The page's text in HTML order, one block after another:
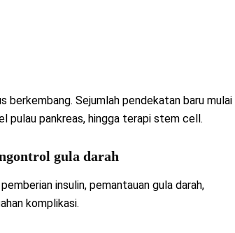
berkembang. Sejumlah pendekatan baru mulai
pulau pankreas, hingga terapi stem cell.
gula darah
insulin, pemantauan gula darah,
komplikasi.